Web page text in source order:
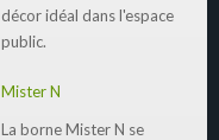
décor idéal dans l'espace
public.
Mister N
La borne Mister N se